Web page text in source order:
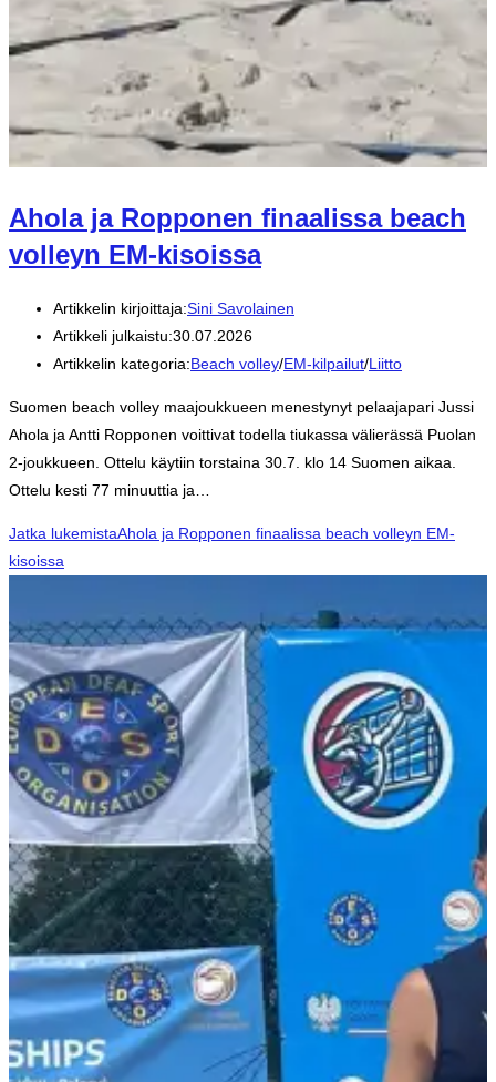
Ahola ja Ropponen finaalissa beach
volleyn EM-kisoissa
Artikkelin kirjoittaja:Sini Savolainen
Artikkeli julkaistu:30.07.2026
Artikkelin kategoria:Beach volley/EM-kilpailut/Liitto
Suomen beach volley maajoukkueen menestynyt pelaajapari Jussi
Ahola ja Antti Ropponen voittivat todella tiukassa välierässä Puolan
2-joukkueen. Ottelu käytiin torstaina 30.7. klo 14 Suomen aikaa.
Ottelu kesti 77 minuuttia ja…
Jatka lukemistaAhola ja Ropponen finaalissa beach volleyn EM-
kisoissa